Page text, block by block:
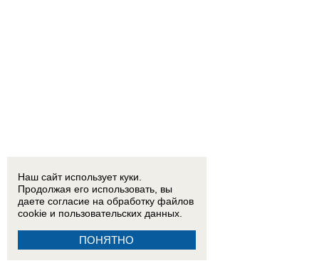
Наш сайт использует куки.
Продолжая его использовать, вы
даете согласие на обработку файлов
cookie и пользовательских данных.
ПОНЯТНО